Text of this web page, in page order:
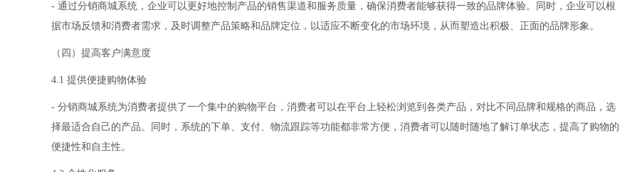
- 通过分销商城系统，企业可以更好地控制产品的销售渠道和服务质量，确保消费者能够获得一致的品牌体验。同时，企业可以根
据市场反馈和消费者需求，及时调整产品策略和品牌定位，以适应不断变化的市场环境，从而塑造出积极、正面的品牌形象。
（四）提高客户满意度
4.1 提供便捷购物体验
- 分销商城系统为消费者提供了一个集中的购物平台，消费者可以在平台上轻松浏览到各类产品，对比不同品牌和规格的商品，选
择最适合自己的产品。同时，系统的下单、支付、物流跟踪等功能都非常方便，消费者可以随时随地了解订单状态，提高了购物的
便捷性和自主性。